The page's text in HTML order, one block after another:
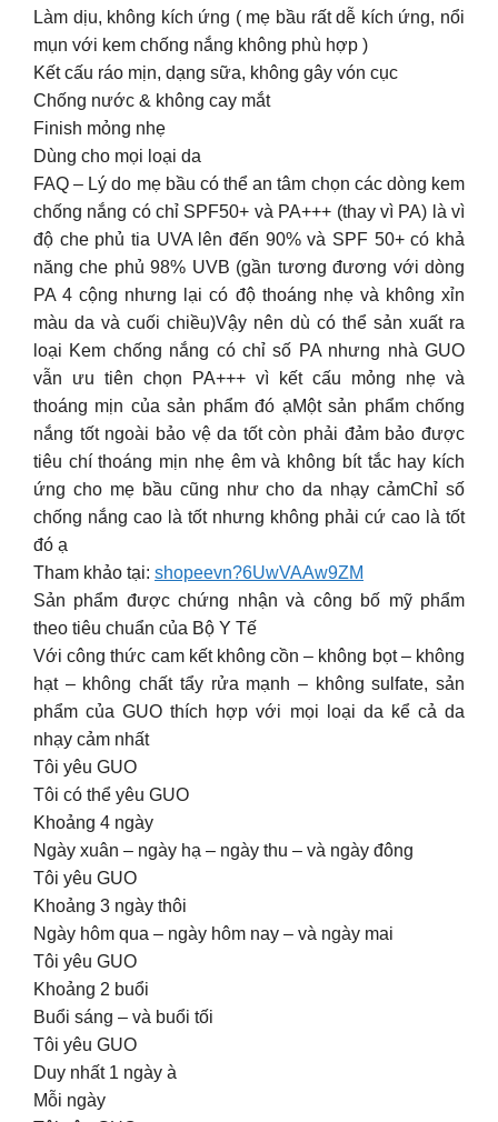
Làm dịu, không kích ứng ( mẹ bầu rất dễ kích ứng, nổi
mụn với kem chống nắng không phù hợp )
Kết cấu ráo mịn, dạng sữa, không gây vón cục
Chống nước & không cay mắt
Finish mỏng nhẹ
Dùng cho mọi loại da
FAQ – Lý do mẹ bầu có thể an tâm chọn các dòng kem
chống nắng có chỉ SPF50+ và PA+++ (thay vì PA) là vì
độ che phủ tia UVA lên đến 90% và SPF 50+ có khả
năng che phủ 98% UVB (gần tương đương với dòng
PA 4 cộng nhưng lại có độ thoáng nhẹ và không xỉn
màu da và cuối chiều)Vậy nên dù có thể sản xuất ra
loại Kem chống nắng có chỉ số PA nhưng nhà GUO
vẫn ưu tiên chọn PA+++ vì kết cấu mỏng nhẹ và
thoáng mịn của sản phẩm đó ạMột sản phẩm chống
nắng tốt ngoài bảo vệ da tốt còn phải đảm bảo được
tiêu chí thoáng mịn nhẹ êm và không bít tắc hay kích
ứng cho mẹ bầu cũng như cho da nhạy cảmChỉ số
chống nắng cao là tốt nhưng không phải cứ cao là tốt
đó ạ
Tham khảo tại: shopeevn?6UwVAAw9ZM
Sản phẩm được chứng nhận và công bố mỹ phẩm
theo tiêu chuẩn của Bộ Y Tế
Với công thức cam kết không cồn – không bọt – không
hạt – không chất tẩy rửa mạnh – không sulfate, sản
phẩm của GUO thích hợp với mọi loại da kể cả da
nhạy cảm nhất
Tôi yêu GUO
Tôi có thể yêu GUO
Khoảng 4 ngày
Ngày xuân – ngày hạ – ngày thu – và ngày đông
Tôi yêu GUO
Khoảng 3 ngày thôi
Ngày hôm qua – ngày hôm nay – và ngày mai
Tôi yêu GUO
Khoảng 2 buổi
Buổi sáng – và buổi tối
Tôi yêu GUO
Duy nhất 1 ngày à
Mỗi ngày